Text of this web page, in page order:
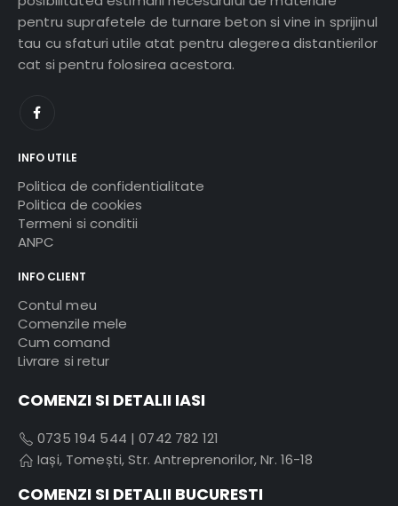
pentru suprafetele de turnare beton si vine in sprijinul
tau cu sfaturi utile atat pentru alegerea distantierilor
cat si pentru folosirea acestora.
INFO UTILE
Politica de confidentialitate
Politica de cookies
Termeni si conditii
ANPC
INFO CLIENT
Contul meu
Comenzile mele
Cum comand
Livrare si retur
COMENZI SI DETALII IASI
0735 194 544 |0742 782 121
Iași, Tomești, Str. Antreprenorilor, Nr. 16-18
COMENZI SI DETALII BUCURESTI